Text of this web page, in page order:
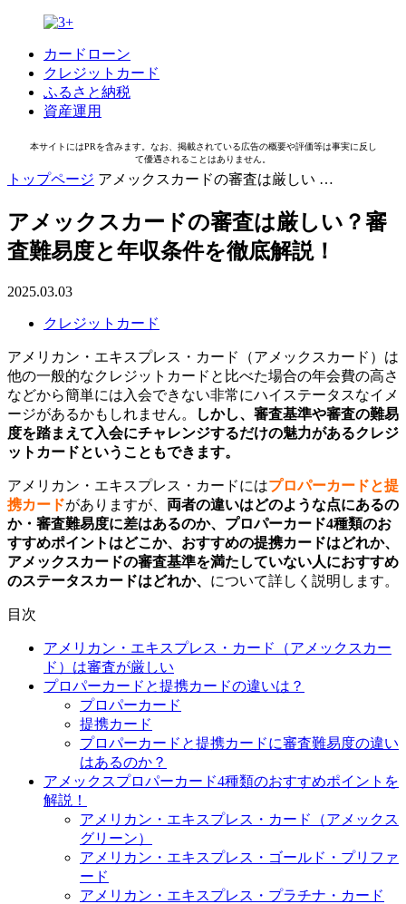
カードローン
クレジットカード
ふるさと納税
資産運用
本サイトにはPRを含みます。なお、掲載されている広告の概要や評価等は事実に反し
て優遇されることはありません。
トップページ アメックスカードの審査は厳しい …
アメックスカードの審査は厳しい？審
査難易度と年収条件を徹底解説！
2025.03.03
クレジットカード
アメリカン・エキスプレス・カード（アメックスカード）は
他の一般的なクレジットカードと比べた場合の年会費の高さ
などから簡単には入会できない非常にハイステータスなイメ
ージがあるかもしれません。
しかし、審査基準や審査の難易
度を踏まえて入会にチャレンジするだけの魅力があるクレジ
ットカードということもできます。
アメリカン・エキスプレス・カードにはプロパーカードと提
携カードがありますが、 両者の違いはどのような点にあるの
か・審査難易度に差はあるのか、プロパーカード4種類のお
すすめポイントはどこか、おすすめの提携カードはどれか、
アメックスカードの審査基準を満たしていない人におすすめ
のステータスカードはどれか、 について詳しく説明します。
目次
アメリカン・エキスプレス・カード（アメックスカー
ド）は審査が厳しい
プロパーカードと提携カードの違いは？
プロパーカード
提携カード
プロパーカードと提携カードに審査難易度の違い
はあるのか？
アメックスプロパーカード4種類のおすすめポイントを
解説！
アメリカン・エキスプレス・カード（アメックス
グリーン）
アメリカン・エキスプレス・ゴールド・プリファ
ード
アメリカン・エキスプレス・プラチナ・カード